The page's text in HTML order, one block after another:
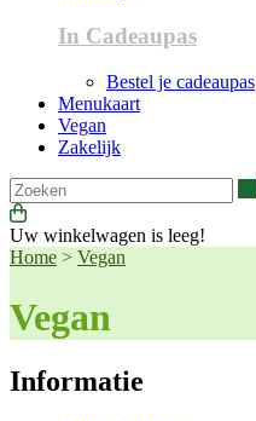
In Cadeaupas
Bestel je cadeaupas
Menukaart
Vegan
Zakelijk
Uw winkelwagen is leeg!
Home > Vegan
Vegan
Informatie